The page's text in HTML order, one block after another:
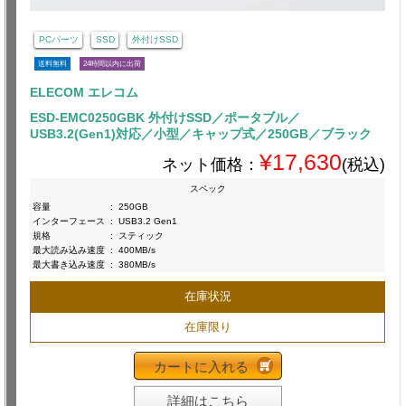
PCパーツ SSD 外付けSSD
送料無料 24時間以内に出荷
ELECOM エレコム
ESD-EMC0250GBK 外付けSSD／ポータブル／
USB3.2(Gen1)対応／小型／キャップ式／250GB／ブラック
ネット価格： ¥17,630(税込)
スペック
容量
:
250GB
インターフェース
:
USB3.2 Gen1
規格
:
スティック
最大読み込み速度 :
400MB/s
最大書き込み速度 : 380MB/s
在庫状況
在庫限り
カートに入れる
詳細はこちら